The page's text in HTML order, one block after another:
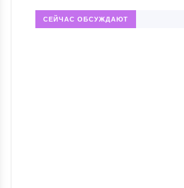
СЕЙЧАС ОБСУЖДАЮТ